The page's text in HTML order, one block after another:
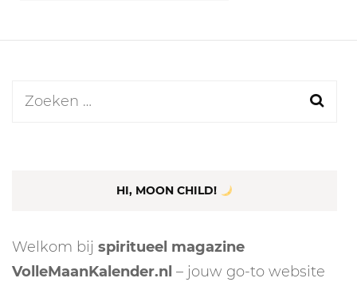
Zoeken
HI, MOON CHILD!
Welkom bij spiritueel magazine
VolleMaanKalender.nl – jouw go-to website